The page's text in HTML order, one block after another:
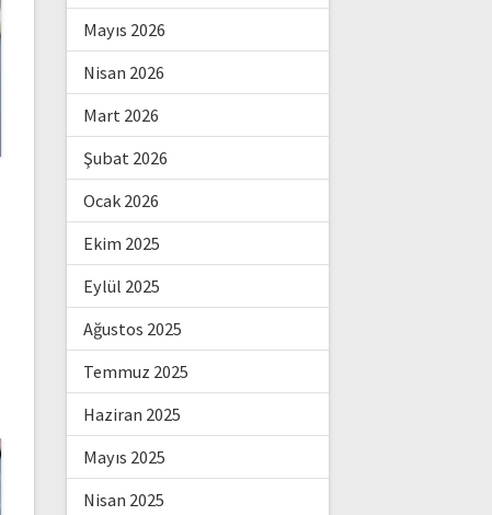
Mayıs 2026
Nisan 2026
Mart 2026
Şubat 2026
Ocak 2026
Ekim 2025
Eylül 2025
Ağustos 2025
Temmuz 2025
Haziran 2025
Mayıs 2025
Nisan 2025